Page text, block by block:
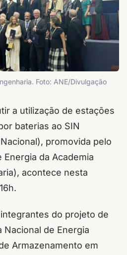
Foto: ANE/Divulgação
a utilização de estações
baterias ao SIN
promovida pelo
Energia da Academia
acontece nesta
do projeto de
Nacional de Energia
Armazenamento em